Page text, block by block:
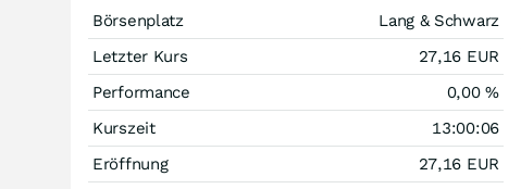
Börsenplatz
Lang & Schwarz
Letzter Kurs
27,16 EUR
Performance
0,00%
Kurszeit
13:00:06
Eröffnung
27,16 EUR